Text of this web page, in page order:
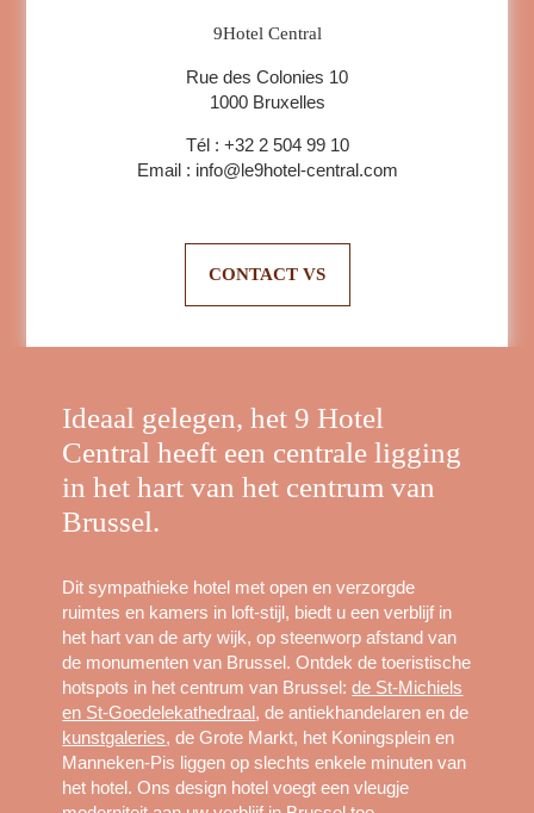
9Hotel Central
Rue des Colonies 10
1000 Bruxelles
Tél : +32 2 504 99 10
Email : info@le9hotel-central.com
CONTACT VS
Ideaal gelegen, het 9 Hotel
Central heeft een centrale ligging
in het hart van het centrum van
Brussel.
Dit sympathieke hotel met open en verzorgde
ruimtes en kamers in loft-stijl, biedt u een verblijf in
het hart van de arty wijk, op steenworp afstand van
de monumenten van Brussel. Ontdek de toeristische
hotspots in het centrum van Brussel:de St-Michiels
en St-Goedelekathedraal, de antiekhandelaren en de
kunstgaleries, de Grote Markt, het Koningsplein en
Manneken-Pis liggen op slechts enkele minuten van
het hotel. Ons design hotel voegt een vleugje